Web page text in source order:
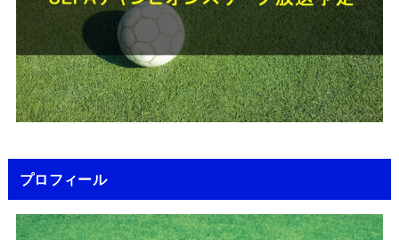
プロフィール